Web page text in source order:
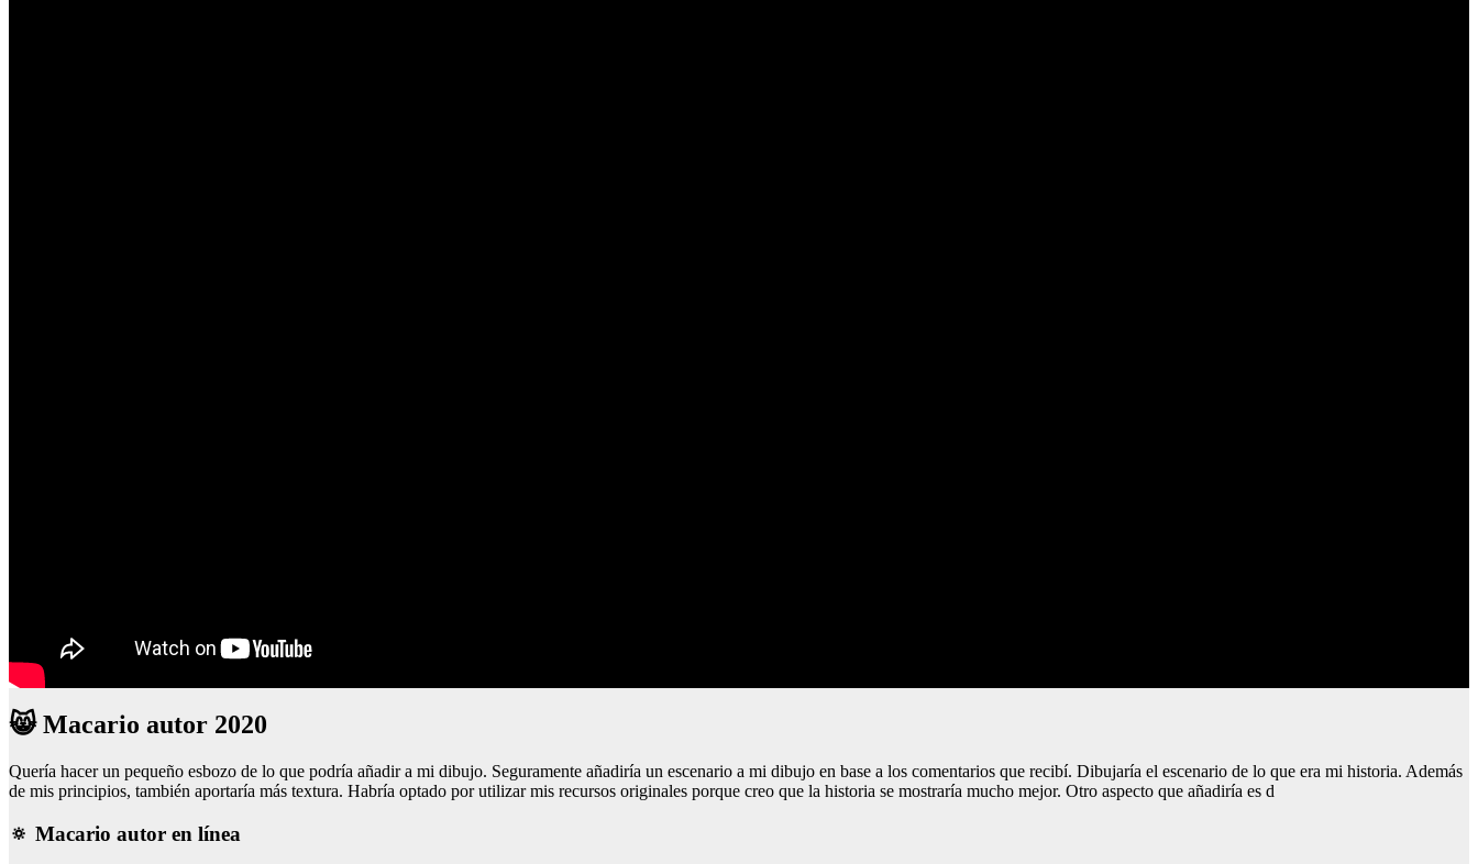
😸 Macario autor 2020
Quería hacer un pequeño esbozo de lo que podría añadir a mi dibujo. Seguramente añadiría un escenario a mi dibujo en base a los comentarios que recibí. Dibujaría el escenario de lo que era mi historia. Además
de mis principios, también aportaría más textura. Habría optado por utilizar mis recursos originales porque creo que la historia se mostraría mucho mejor. Otro aspecto que añadiría es d
🔅 Macario autor en línea